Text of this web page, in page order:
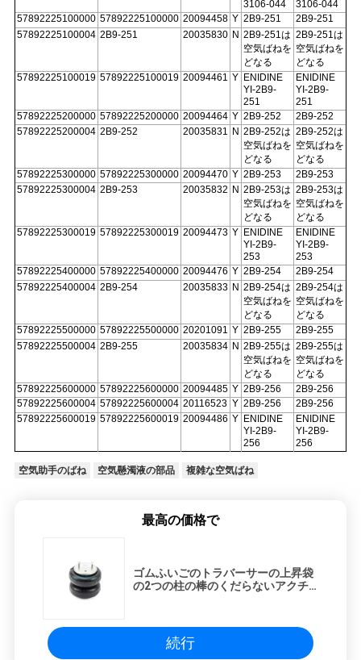
3106-044
3106-044
57892225100000 57892225100000 20094458 Y 2B9-251
2B9-251
57892225100004 2B9-251 20035830 N 2B9-251は
空気ばねを
どなる
2B9-251は
空気ばねを
どなる
57892225100019 57892225100019 20094461 Y ENIDINE
YI-2B9-
251
ENIDINE
YI-2B9-
251
57892225200000 57892225200000 20094464 Y 2B9-252
2B9-252
57892225200004 2B9-252 20035831 N 2B9-252は
空気ばねを
どなる
2B9-252は
空気ばねを
どなる
57892225300000 57892225300000 20094470 Y 2B9-253
2B9-253
57892225300004 2B9-253 20035832 N 2B9-253は
空気ばねを
どなる
2B9-253は
空気ばねを
どなる
57892225300019 57892225300019 20094473 Y ENIDINE
YI-2B9-
253
ENIDINE
YI-2B9-
253
57892225400000 57892225400000 20094476 Y 2B9-254
2B9-254
57892225400004 2B9-254 20035833 N 2B9-254は
空気ばねを
どなる
2B9-254は
空気ばねを
どなる
57892225500000 57892225500000 20201091 Y 2B9-255
2B9-255
57892225500004 2B9-255 20035834 N 2B9-255は
空気ばねを
どなる
2B9-255は
空気ばねを
どなる
57892225600000 57892225600000 20094485 Y 2B9-256
2B9-256
57892225600004 57892225600004 20116523 Y 2B9-256
2B9-256
57892225600019 57892225600019 20094486 Y ENIDINE
YI-2B9-
256
ENIDINE
YI-2B9-
256
空気助手のばね 空気懸濁液の部品 複雑な空気ばね
最高の価格で
ゴムふいごのトラバーサーの上昇袋
の2つの柱の棒のくだらないアクチ
続行